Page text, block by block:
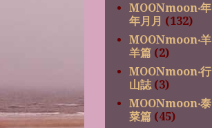
MOONmoon‧年
年月月 (132)
MOONmoon‧羊
羊篇 (2)
MOONmoon‧行
山誌 (3)
MOONmoon‧泰
菜篇 (45)